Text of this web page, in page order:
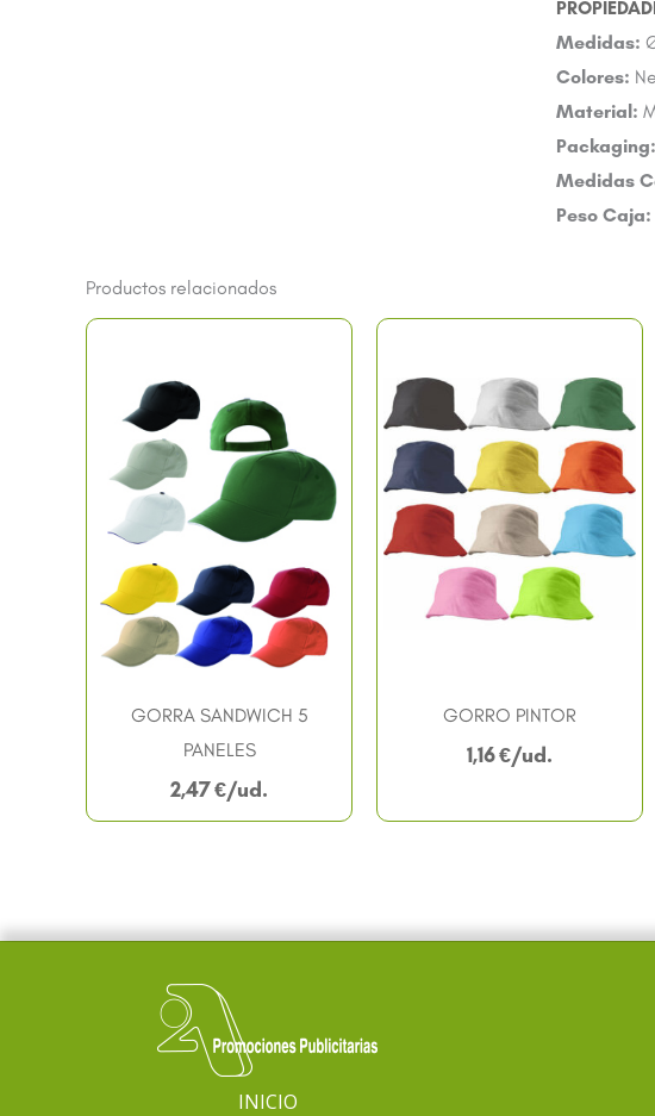
Medidas:
Colores:
Material:
Packaging:
Medidas
Peso Caja:
Productos relacionados
GORRA SANDWICH 5
PANELES
2,47€
GORRO PINTOR
1,16€
INICIO